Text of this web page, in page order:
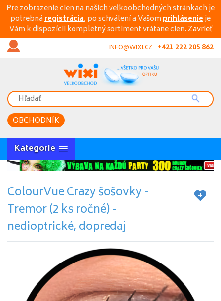
Pre zobrazenie cien na našich veľkoobchodných stránkach je
potrebnáregistrácia, po schválení a Vašom prihlásenieje
Vám k dispozícii kompletný sortiment vrátane cien.Zavrieť
INFO@WIXI.CZ +421 222 205 862
OBCHODNÍK
Kategorie
ColourVue Crazy šošovky -
Tremor (2 ks ročné) -
nedioptrické, dopredaj